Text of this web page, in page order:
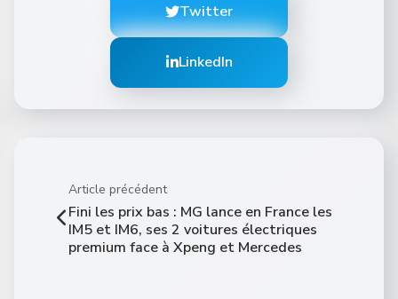
Twitter
LinkedIn
Article précédent
Fini les prix bas : MG lance en France les
IM5 et IM6, ses 2 voitures électriques
premium face à Xpeng et Mercedes